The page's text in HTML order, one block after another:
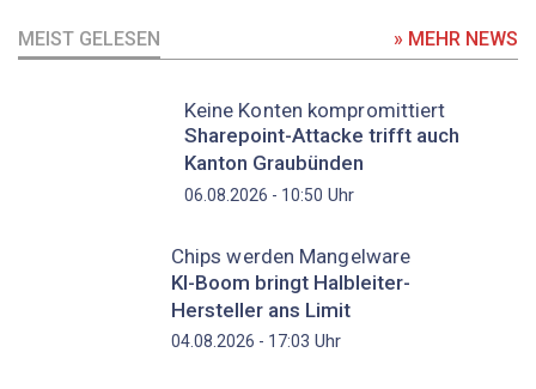
MEIST GELESEN » MEHR NEWS
Keine Konten kompromittiert
Sharepoint-Attacke trifft auch
Kanton Graubünden
06.08.2026 - 10:50 Uhr
Chips werden Mangelware
KI-Boom bringt Halbleiter-
Hersteller ans Limit
04.08.2026 - 17:03 Uhr